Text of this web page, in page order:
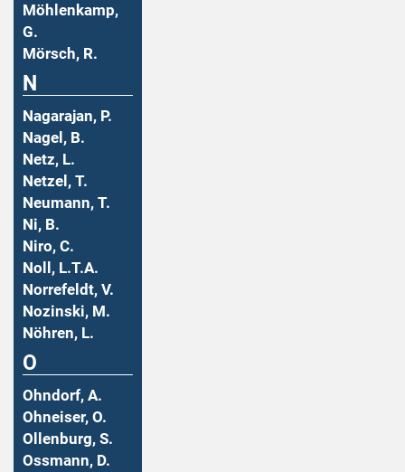
Möhlenkamp,
G.
Mörsch, R.
N
Nagarajan, P.
Nagel, B.
Netz, L.
Netzel, T.
Neumann, T.
Ni, B.
Niro, C.
Noll, L.T.A.
Norrefeldt, V.
Nozinski, M.
Nöhren, L.
O
Ohndorf, A.
Ohneiser, O.
Ollenburg, S.
Ossmann, D.